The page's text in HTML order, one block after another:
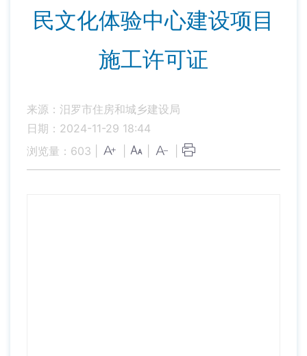
民文化体验中心建设项目
施工许可证
来源：汨罗市住房和城乡建设局
日期：2024-11-29 18:44
浏览量： 603